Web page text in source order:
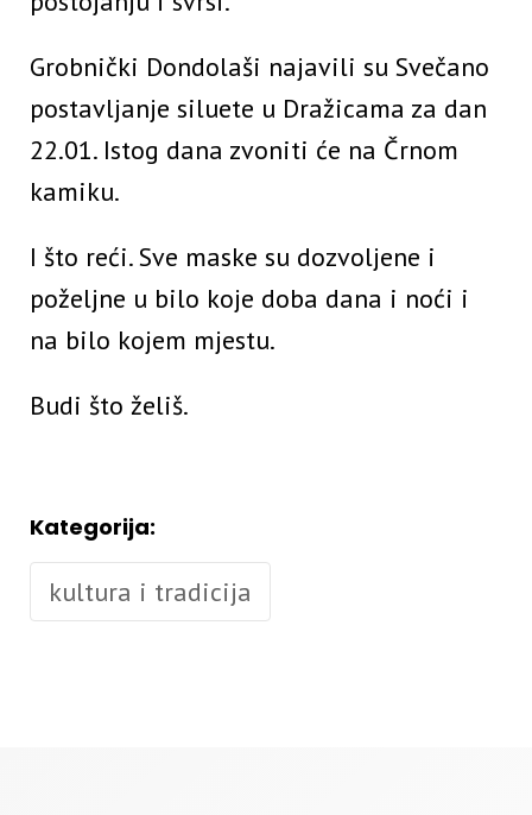
Grobnički Dondolaši najavili su Svečano
postavljanje siluete u Dražicama za dan
22.01. Istog dana zvoniti će na Črnom
kamiku.
I što reći. Sve maske su dozvoljene i
poželjne u bilo koje doba dana i noći i
na bilo kojem mjestu.
Budi što želiš.
Kategorija:
kultura i tradicija